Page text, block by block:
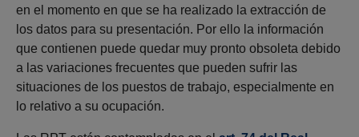
en el momento en que se ha realizado la extracción de
los datos para su presentación. Por ello la información
que contienen puede quedar muy pronto obsoleta debido
a las variaciones frecuentes que pueden sufrir las
situaciones de los puestos de trabajo, especialmente en
lo relativo a su ocupación.